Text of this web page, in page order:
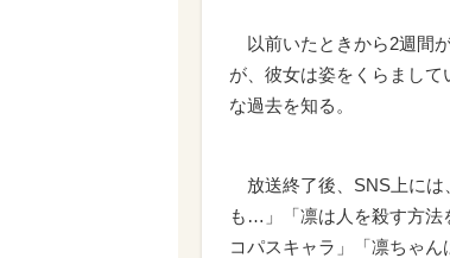
以前いたときから2週間
が、彼女は姿をくらまし
な過去を知る。
放送終了後、SNS上には
も…」「凛は人を殺す方
コパスキャラ」「凛ちゃ